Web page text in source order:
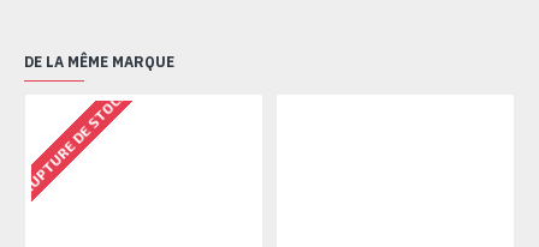
DE LA MÊME MARQUE
RUPTURE DE STOCK